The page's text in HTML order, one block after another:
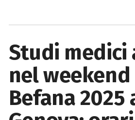
Studi medici
nel
Befana 2025